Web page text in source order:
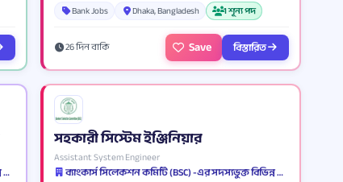
Bank Jobs Dhaka, Bangladesh 1 শূন্য পদ
26 দিন বাকি Save বিস্তারিত
ব্যাংকার্স সিলেকশন কমিটি (BSC) -এর সদস্যভুক্ত বিভিন্ন ব্যাংক ও আর্থিক প্রতিষ্ঠান
সহকারী সিস্টেম ইঞ্জিনিয়ার
Assistant System Engineer
ব্যাংকার্স সিলেকশন কমিটি (BSC) -এর সদস্যভুক্ত বিভিন্ন ব্যাংক ও আর্থিক প্রতিষ্ঠান